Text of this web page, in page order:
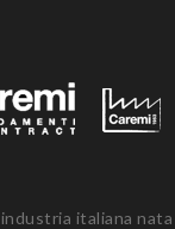
italiana